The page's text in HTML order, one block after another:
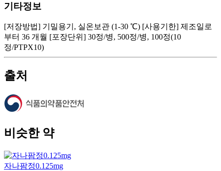
기타정보
[저장방법] 기밀용기, 실온보관 (1-30 ℃) [사용기한] 제조일로
부터 36 개월 [포장단위] 30정/병, 500정/병, 100정(10
정/PTPX10)
출처
비슷한 약
자나팜정0.125mg